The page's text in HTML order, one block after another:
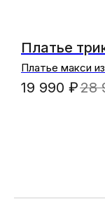
Платье
Платье макси
19 990 ₽28